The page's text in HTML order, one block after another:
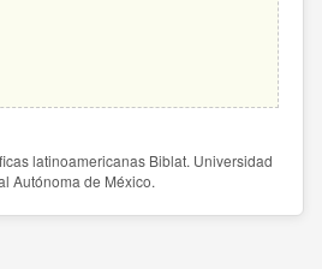
latinoamericanas Biblat. Universidad
Autónoma de México.